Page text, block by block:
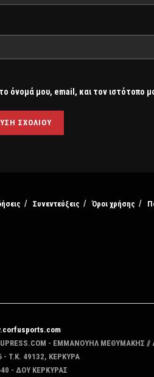
όνομά μου, email, και τον ιστότοπο
Συνεντεύξεις Όροι χρήσης
- ΕΜΜΑΝΟΥΗΛ ΜΕΘΥΜΑΚΗΣ
- T.K. 49132, ΚΕΡΚΥΡΑ
- ΔΟΥ ΚΕΡΚΥΡΑΣ